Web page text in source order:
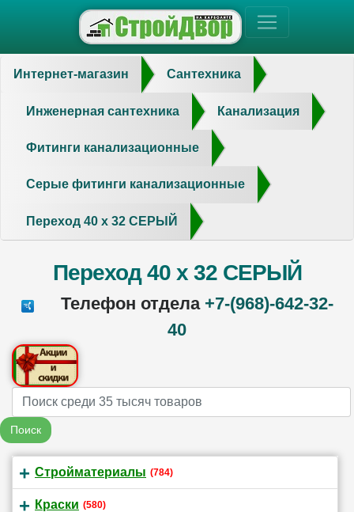
Интернет-магазин Сантехника
Инженерная сантехника Канализация
Фитинги канализационные
Серые фитинги канализационные
Переход 40 x 32 СЕРЫЙ
Переход 40 x 32 СЕРЫЙ
Телефон отдела +7-(968)-642-32-
40
Name
Поиск
Стройматериалы (784)
Краски (580)